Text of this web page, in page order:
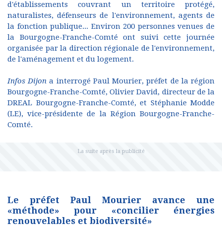
d'établissements couvrant un territoire protégé,
naturalistes, défenseurs de l'environnement, agents de
la fonction publique... Environ 200 personnes venues de
la Bourgogne-Franche-Comté ont suivi cette journée
organisée par la direction régionale de l'environnement,
de l'aménagement et du logement.
Infos Dijon a interrogé Paul Mourier, préfet de la région
Bourgogne-Franche-Comté, Olivier David, directeur de la
DREAL Bourgogne-Franche-Comté, et Stéphanie Modde
(LE), vice-présidente de la Région Bourgogne-Franche-
Comté.
Le préfet Paul Mourier avance une
«méthode» pour «concilier énergies
renouvelables et biodiversité»